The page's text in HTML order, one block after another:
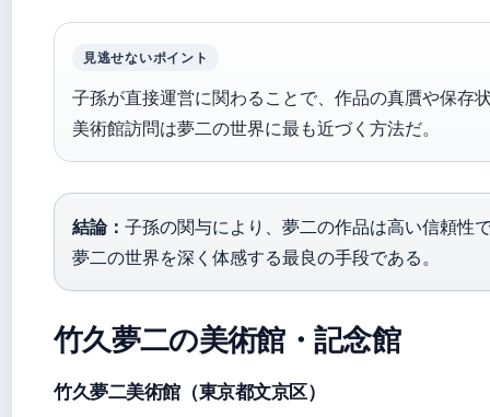
見逃せないポイント
子孫が直接運営に関わることで、作品の真贋や保存
美術館訪問は夢二の世界に最も近づく方法だ。
結論： 子孫の関与により、夢二の作品は高い信頼性
夢二の世界を深く体感する最良の手段である。
竹久夢二の美術館・記念館
竹久夢二美術館（東京都文京区）